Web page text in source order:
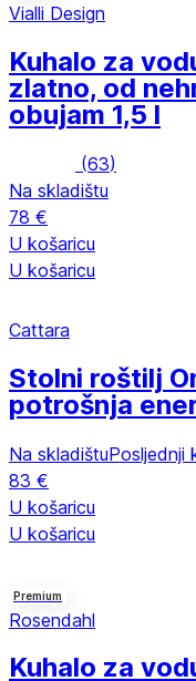
Vialli Design
Kuhalo za
zlatno, od
obujam 1,5 l
(63)
Na skladištu
78 €
U košaricu
U košaricu
Cattara
Stolni roštilj
potrošnja
Na skladištuPosljednji
83 €
U košaricu
U košaricu
Premium
Rosendahl
Kuhalo za